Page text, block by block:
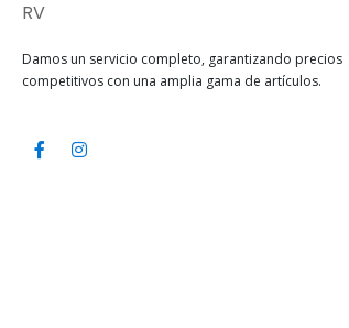
Damos un servicio completo, garantizando precios
competitivos con una amplia gama de artículos.